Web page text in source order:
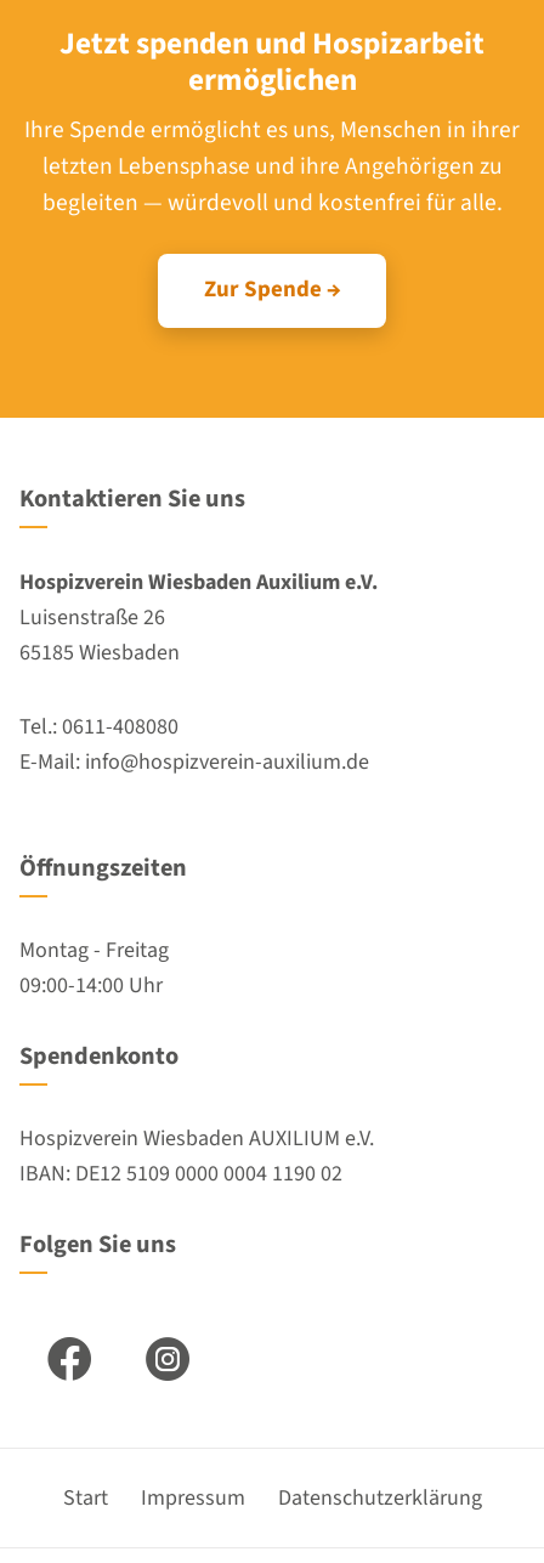
Jetzt spenden und Hospizarbeit
ermöglichen
Ihre Spende ermöglicht es uns, Menschen in ihrer
letzten Lebensphase und ihre Angehörigen zu
begleiten — würdevoll und kostenfrei für alle.
Zur Spende →
Kontaktieren Sie uns
Hospizverein Wiesbaden Auxilium e.V.
Luisenstraße 26
65185 Wiesbaden
Tel.: 0611-408080
E-Mail: info@hospizverein-auxilium.de
Öffnungszeiten
Montag - Freitag
09:00-14:00 Uhr
Spendenkonto
Hospizverein Wiesbaden AUXILIUM e.V.
IBAN: DE12 5109 0000 0004 1190 02
Folgen Sie uns
Business Two : Facebook
Business Two :
Navigation
Start Impressum Datenschutzerklärung